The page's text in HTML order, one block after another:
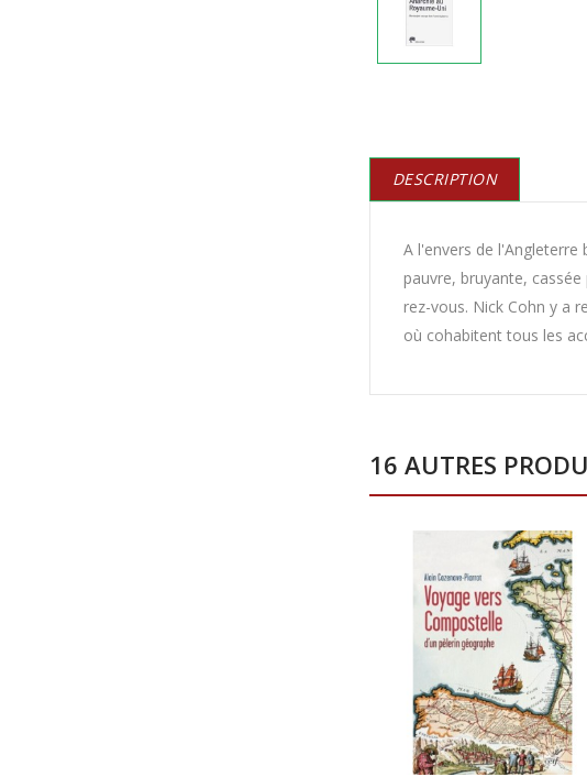
DESCRIPTION
A l'envers de l'Angleterre
pauvre, bruyante,
rez-vous. Nick Cohn y a
où cohabitent tous les
16 AUTRES